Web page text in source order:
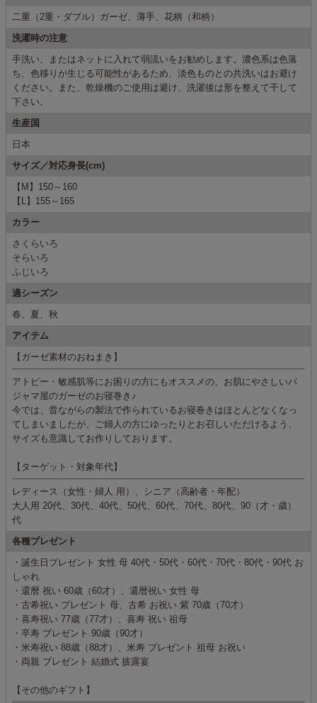
二重（2重・ダブル）ガーゼ、薄手、花柄（和柄）
洗濯時の注意
手洗い、またはネットに入れて弱流いをお勧めします。濃色系は色落
ち、色移りが生じる可能性があるため、淡色ものとの共洗いはお避け
ください。また、乾燥機のご使用は避け、洗濯後は形を整えて干して
下さい。
生産国
日本
サイズ／対応身長(cm)
【M】150～160
【L】155～165
カラー
さくらいろ
そらいろ
ふじいろ
適シーズン
春、夏、秋
アイテム
【ガーゼ素材のおねまき】
アトピー・敏感肌等にお困りの方にもオススメの、お肌にやさしいパ
ジャマ屋のガーゼのお寝巻き♪
今では、昔ながらの製法で作られているお寝巻きはほとんどなくなっ
てしまいましたが、ご婦人の方にゆったりとお召しいただけるよう、
サイズも意識してお作りしております。
【ターゲット・対象年代】
レディース（女性・婦人 用）、シニア（高齢者・年配）
大人用 20代、30代、40代、50代、60代、70代、80代、90（才・歳）
代
各種プレゼント
・誕生日プレゼント 女性 母 40代・50代・60代・70代・80代・90代 お
しゃれ
・還暦 祝い 60歳（60才）、還暦祝い 女性 母
・古希祝い プレゼント 母、古希 お祝い 紫 70歳（70才）
・喜寿祝い 77歳（77才）、喜寿 祝い 祖母
・卒寿 プレゼント 90歳（90才）
・米寿祝い 88歳（88才）、米寿 プレゼント 祖母 お祝い
・両親 プレゼント 結婚式 披露宴
【その他のギフト】